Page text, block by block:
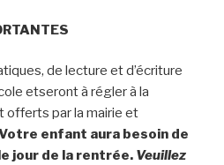
de lecture et d’écriture
etseront à régler à la
offerts par la mairie et
enfant aura besoin de
jour de la rentrée. Veuillez